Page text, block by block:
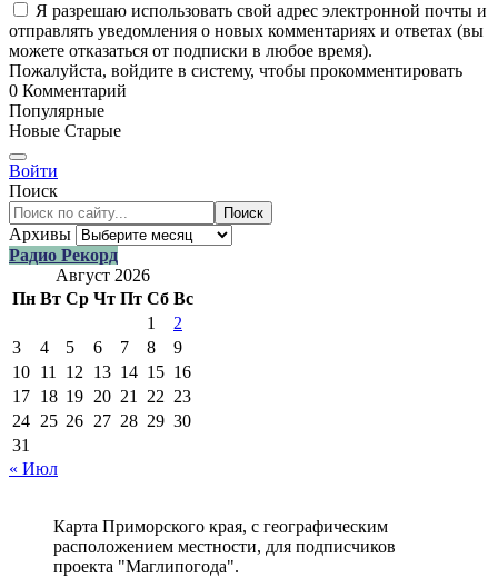
Я разрешаю использовать свой адрес электронной почты и
отправлять уведомления о новых комментариях и ответах (вы
можете отказаться от подписки в любое время).
Пожалуйста, войдите в систему, чтобы прокомментировать
0 Комментарий
Популярные
Новые Старые
Войти
Поиск
Поиск
Архивы
Радио Рекорд
Август 2026
Пн Вт Ср Чт Пт Сб Вс
1
2
3
4 5 6 7 8
9
10 11 12 13 14 15 16
17 18 19 20 21 22 23
24 25 26 27 28 29 30
31
« Июл
Карта Приморского края, с географическим
расположением местности, для подписчиков
проекта "Маглипогода".